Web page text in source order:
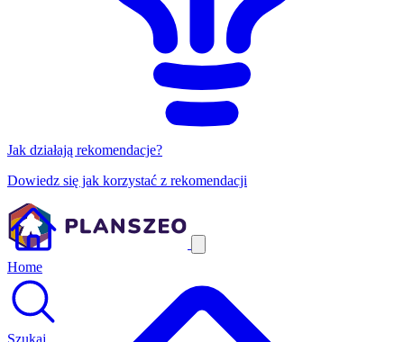
Jak działają rekomendacje?
Dowiedz się jak korzystać z rekomendacji
Home
Szukaj